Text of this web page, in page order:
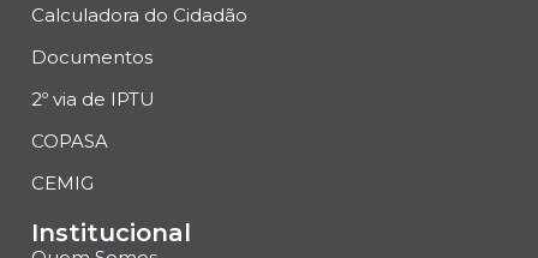
Calculadora do Cidadão
Documentos
2º via de IPTU
COPASA
CEMIG
Institucional